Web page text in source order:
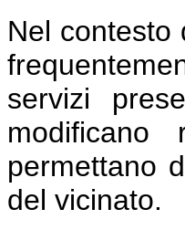
Nel contesto
servizi
permettano
del vicinato.